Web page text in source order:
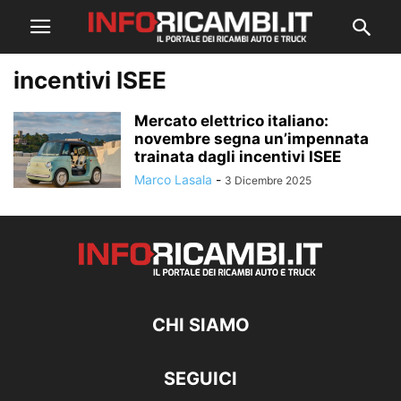
incentivi ISEE
Mercato elettrico italiano:
novembre segna un’impennata
trainata dagli incentivi ISEE
Marco Lasala - 3 Dicembre 2025
CHI SIAMO
SEGUICI